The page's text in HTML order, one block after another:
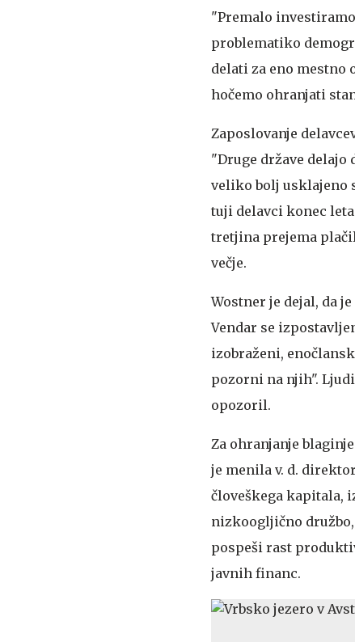
"Premalo
problematiko
delati za eno mestno
hočemo ohranjati
Zaposlovanje
"Druge države
veliko bolj usklajeno
tuji delavci konec
tretjina prejema
večje.
Wostner je dejal, da
Vendar se
izobraženi,
pozorni na njih".
opozoril.
Za ohranjanje
je menila v. d.
človeškega kapitala,
nizkoogljično družbo,
pospeši rast
javnih financ.